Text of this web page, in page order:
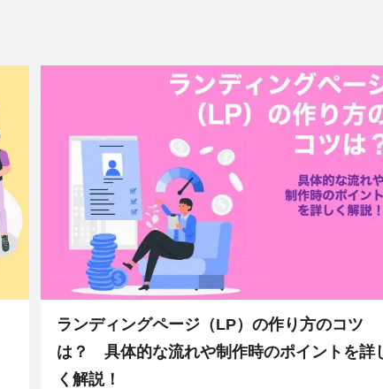
ランディングページ（LP）の作り方のコツ
は？ 具体的な流れや制作時のポイントを詳
く解説！